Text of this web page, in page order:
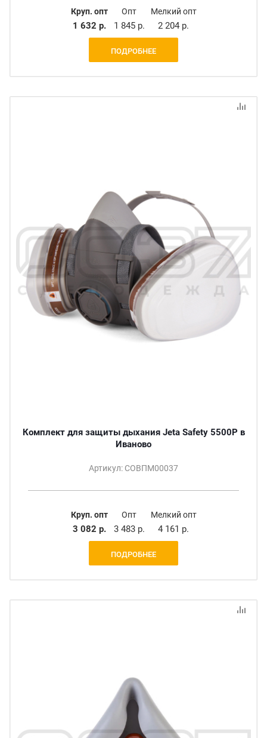
Круп. опт
1 632 р.
Опт
1 845 р.
Мелкий опт
2 204 р.
ПОДРОБНЕЕ
Комплект для защиты дыхания Jeta Safety 5500P в
Иваново
Артикул: СОВПМ00037
Круп. опт
3 082 р.
Опт
3 483 р.
Мелкий опт
4 161 р.
ПОДРОБНЕЕ